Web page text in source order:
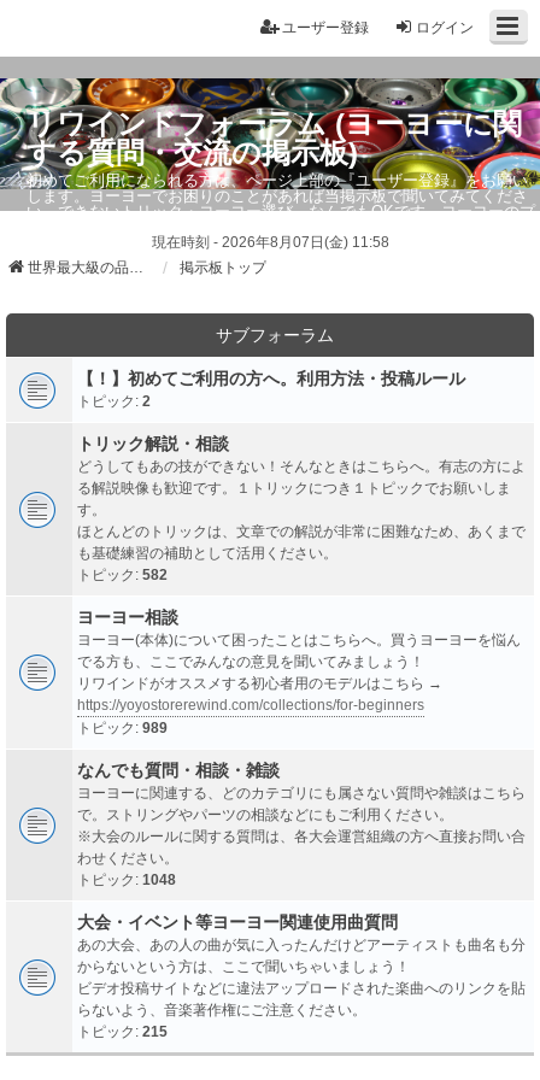
ログイン
ユーザー登録
リワインドフォーラム (ヨーヨーに関
する質問・交流の掲示板)
初めてご利用になられる方は、ページ上部の『ユーザー登録』をお願い
します。ヨーヨーでお困りのことがあれば当掲示板で聞いてみてくださ
い。できないトリック・ヨーヨー選び、なんでもOKです。ヨーヨーのプ
現在時刻 - 2026年8月07日(金) 11:58
世界最大級の品ぞろえ ヨーヨーストア「リワインド」
掲示板トップ
サブフォーラム
【！】初めてご利用の方へ。利用方法・投稿ルール
トピック: 2
トリック解説・相談
どうしてもあの技ができない！そんなときはこちらへ。有志の方によ
る解説映像も歓迎です。１トリックにつき１トピックでお願いしま
す。
ほとんどのトリックは、文章での解説が非常に困難なため、あくまで
も基礎練習の補助として活用ください。
トピック: 582
ヨーヨー相談
ヨーヨー(本体)について困ったことはこちらへ。買うヨーヨーを悩ん
でる方も、ここでみんなの意見を聞いてみましょう！
リワインドがオススメする初心者用のモデルはこちら →
https://yoyostorerewind.com/collections/for-beginners
トピック: 989
なんでも質問・相談・雑談
ヨーヨーに関連する、どのカテゴリにも属さない質問や雑談はこちら
で。ストリングやパーツの相談などにもご利用ください。
※大会のルールに関する質問は、各大会運営組織の方へ直接お問い合
わせください。
トピック: 1048
大会・イベント等ヨーヨー関連使用曲質問
あの大会、あの人の曲が気に入ったんだけどアーティストも曲名も分
からないという方は、ここで聞いちゃいましょう！
ビデオ投稿サイトなどに違法アップロードされた楽曲へのリンクを貼
らないよう、音楽著作権にご注意ください。
トピック: 215